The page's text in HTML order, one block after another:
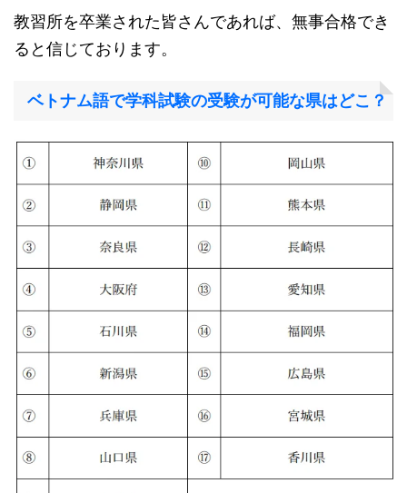
教習所を卒業された皆さんであれば、無事合格でき
ると信じております。
ベトナム語で学科試験の受験が可能な県はどこ？